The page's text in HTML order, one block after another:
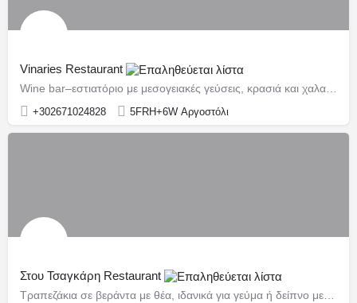
Vinaries Restaurant
Wine bar–εστιατόριο με μεσογειακές γεύσεις, κρασιά και χαλαρή ατμόσφαιρα.
+302671024828 5FRH+6W Αργοστόλι
Στου Τσαγκάρη Restaurant
Τραπεζάκια σε βεράντα με θέα, ιδανικά για γεύμα ή δείπνο με ανοιχτό ορίζοντα προς τον κόλπο.